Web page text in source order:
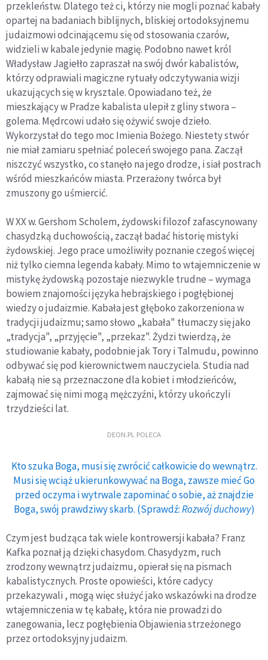
przekleństw. Dlatego też ci, którzy nie mogli poznać kabały
opartej na badaniach biblijnych, bliskiej ortodoksyjnemu
judaizmowi odcinającemu się od stosowania czarów,
widzieli w kabale jedynie magię. Podobno nawet król
Władysław Jagiełło zapraszał na swój dwór kabalistów,
którzy odprawiali magiczne rytuały odczytywania wizji
ukazujących się w krysztale. Opowiadano też, że
mieszkający w Pradze kabalista ulepił z gliny stwora –
golema. Mędrcowi udało się ożywić swoje dzieło.
Wykorzystał do tego moc Imienia Bożego. Niestety stwór
nie miał zamiaru spełniać poleceń swojego pana. Zaczął
niszczyć wszystko, co stanęło na jego drodze, i siał postrach
wśród mieszkańców miasta. Przerażony twórca był
zmuszony go uśmiercić.
W XX w. Gershom Scholem, żydowski filozof zafascynowany
chasydzką duchowością, zaczął badać historię mistyki
żydowskiej. Jego prace umożliwiły poznanie czegoś więcej
niż tylko ciemna legenda kabały. Mimo to wtajemniczenie w
mistykę żydowską pozostaje niezwykle trudne – wymaga
bowiem znajomości języka hebrajskiego i pogłębionej
wiedzy o judaizmie. Kabała jest głęboko zakorzeniona w
tradycji judaizmu; samo słowo „kabała" tłumaczy się jako
„tradycja", „przyjęcie", „przekaz". Żydzi twierdzą, że
studiowanie kabały, podobnie jak Tory i Talmudu, powinno
odbywać się pod kierownictwem nauczyciela. Studia nad
kabałą nie są przeznaczone dla kobiet i młodzieńców,
zajmować się nimi mogą mężczyźni, którzy ukończyli
trzydzieści lat.
DEON.PL POLECA
Kto szuka Boga, musi się zwrócić całkowicie do wewnątrz.
Musi się wciąż ukierunkowywać na Boga, zawsze mieć Go
przed oczyma i wytrwale zapominać o sobie, aż znajdzie
Boga, swój prawdziwy skarb. (Sprawdź:Rozwój duchowy)
Czym jest budząca tak wiele kontrowersji kabała? Franz
Kafka poznał ją dzięki chasydom. Chasydyzm, ruch
zrodzony wewnątrz judaizmu, opierał się na pismach
kabalistycznych. Proste opowieści, które cadycy
przekazywali , mogą więc służyć jako wskazówki na drodze
wtajemniczenia w tę kabałę, która nie prowadzi do
zanegowania, lecz pogłębienia Objawienia strzeżonego
przez ortodoksyjny judaizm.